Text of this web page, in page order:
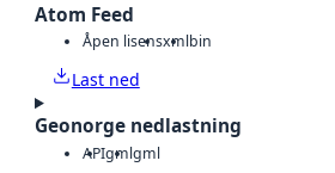
Atom Feed
Åpen lisensxmlbin
Last ned
Geonorge nedlastning
APIgmlgml